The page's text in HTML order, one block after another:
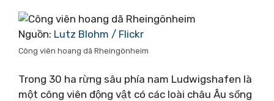
Nguồn: Lutz Blohm / Flickr
Công viên hoang dã Rheingönheim
Trong 30 ha rừng sâu phía nam Ludwigshafen là
một công viên động vật có các loài châu Âu sống